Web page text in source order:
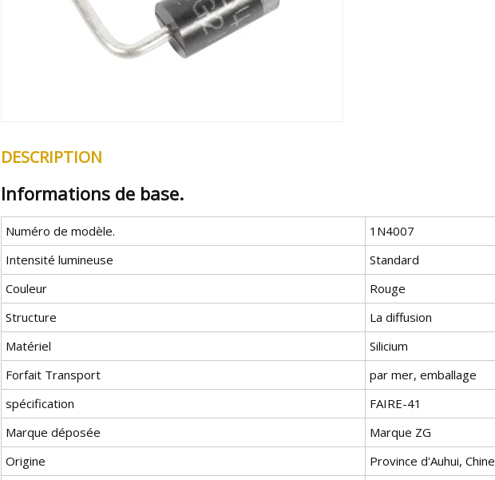
DESCRIPTION
Informations de base.
Numéro de modèle.
1N4007
Intensité lumineuse
Standard
Couleur
Rouge
Structure
La diffusion
Matériel
Silicium
Forfait Transport
par mer, emballage
spécification
FAIRE-41
Marque déposée
Marque ZG
Origine
Province d'Auhui, Chine